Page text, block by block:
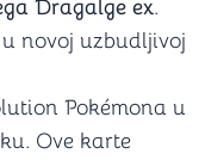
Dragalge ex.
novoj uzbudljivoj
Pokémona u
Ove karte